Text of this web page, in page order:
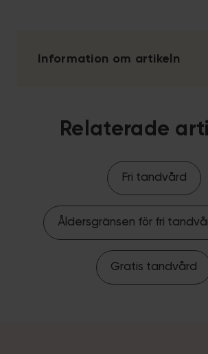
Information om artikeln
Relaterade
Fri tandvård
Åldersgränsen för fri
Gratis tandvård